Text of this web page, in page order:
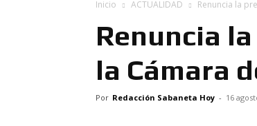
Inicio ACTUALIDAD Renuncia la
Renuncia
la Cámara
Por Redacción Sabaneta Hoy - 16